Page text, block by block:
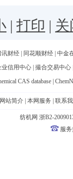
| 打印 |
讯财经 同花顺财经 中金
业信用中心 撮合交易中心
CAS database
网站简介| 本网服务 联系
纺机网 浙B2-
服务